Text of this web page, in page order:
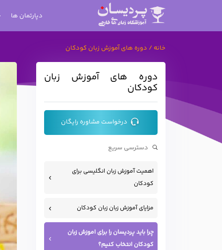
دپارتمان ها
خانه / دوره های آموزش زبان کودکان
دوره های آموزش زبان
کودکان
درخواست مشاوره رایگان
اهمیت آموزش زبان انگلیسی برای
کودکان
مزایای آموزش زبان زبان کودکان
چرا باید پردیسان را برای اموزش زبان
کودکان انتخاب کنیم؟